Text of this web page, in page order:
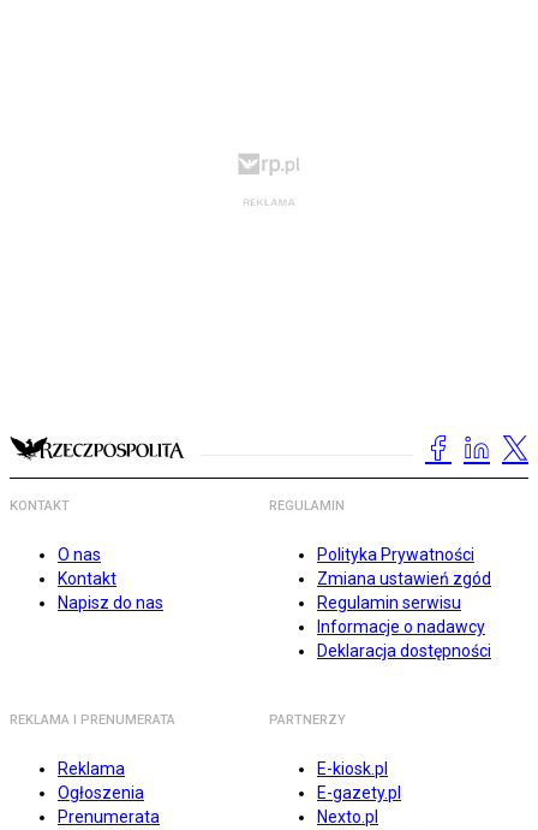
KONTAKT
O nas
Kontakt
Napisz do nas
REGULAMIN
Polityka Prywatności
Zmiana ustawień zgód
Regulamin serwisu
Informacje o nadawcy
Deklaracja dostępności
REKLAMA I PRENUMERATA
Reklama
Ogłoszenia
Prenumerata
PARTNERZY
E-kiosk.pl
E-gazety.pl
Nexto.pl